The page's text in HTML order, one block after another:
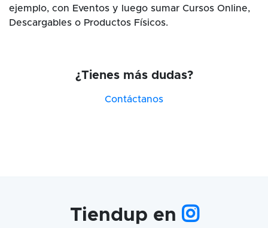
ejemplo, con Eventos y luego sumar Cursos Online,
Descargables o Productos Físicos.
¿Tienes más dudas?
Contáctanos
Tiendup en